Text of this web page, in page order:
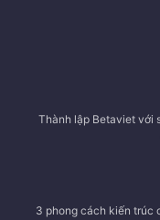
Thành lập Betaviet với
3 phong cách kiến trúc